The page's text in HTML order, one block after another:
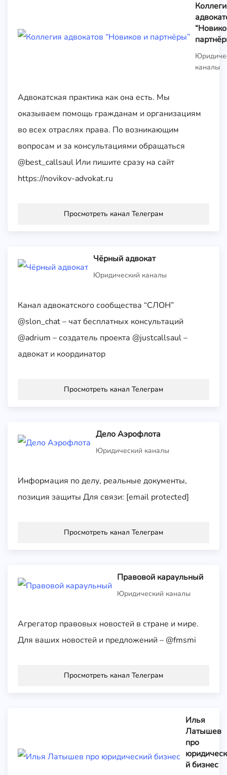
каналы
Адвокатская практика как она есть. Мы
оказываем помощь гражданам и организациям
во всех отраслях права. По возникающим
вопросам и за консультациями обращаться
@best_callsaul Или пишите сразу на сайт
https://novikov-advokat.ru
Просмотреть канал Телеграм
Чёрный адвокат
Юридический каналы
Канал адвокатского сообщества “СЛОН”
@slon_chat – чат бесплатных консультаций
@adrium – создатель проекта @justcallsaul –
адвокат и координатор
Просмотреть канал Телеграм
Дело Аэрофлота
Юридический каналы
Информация по делу, реальные документы,
позиция защиты Для связи: [email protected]
Просмотреть канал Телеграм
Правовой караульный
Юридический каналы
Агрегатор правовых новостей в стране и мире.
Для ваших новостей и предложений – @fmsmi
Просмотреть канал Телеграм
Илья
Латышев
про
й бизнес